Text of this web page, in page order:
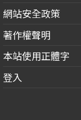
網站安全政策
著作權聲明
本站使用正體字
登入